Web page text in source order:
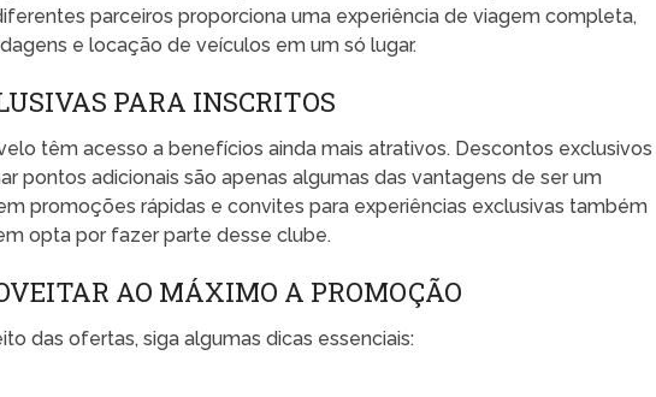
parceiros proporciona uma experiência de viagem completa,
e locação de veículos em um só lugar.
PARA INSCRITOS
têm acesso a benefícios ainda mais atrativos. Descontos exclusivos
pontos adicionais são apenas algumas das vantagens de ser um
promoções rápidas e convites para experiências exclusivas também
opta por fazer parte desse clube.
AO MÁXIMO A PROMOÇÃO
das ofertas, siga algumas dicas essenciais: